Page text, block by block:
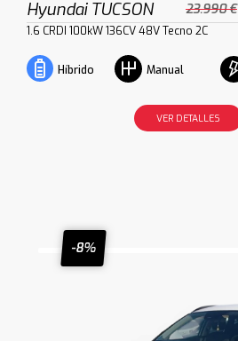
Hyundai TUCSON 23.990 €
1.6 CRDI 100kW 136CV 48V Tecno 2C
Híbrido Manual
VER DETALLES
-8%